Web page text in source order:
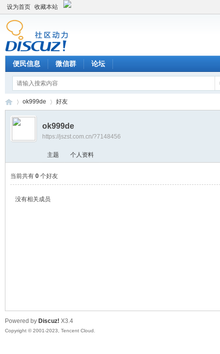
设为首页 收藏本站
便民信息 微信群 论坛
›
ok999de 好友
ok999de
https://jszst.com.cn/?7148456
主题 个人资料
当前共有 0个好友
没有相关成员
Powered by Discuz! X3.4
Copyright © 2001-2023, Tencent Cloud.